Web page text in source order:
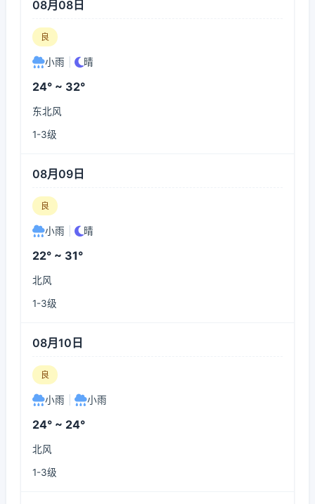
08月08日
良
小雨 晴
24° ~ 32°
东北风
1-3级
08月09日
良
小雨 晴
22° ~ 31°
北风
1-3级
08月10日
良
小雨 小雨
24° ~ 24°
北风
1-3级